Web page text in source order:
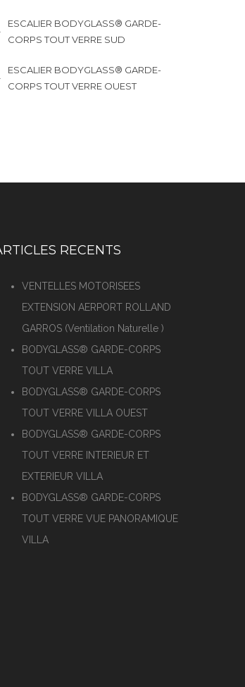
ESCALIER BODYGLASS® GARDE-
CORPS TOUT VERRE SUD
ESCALIER BODYGLASS® GARDE-
CORPS TOUT VERRE OUEST
RECENTS
VENTELLES MOTORISEES
EXTENSION AERPORT ROLLAND
GARROS (Ventilation Naturelle )
BODYGLASS® GARDE-CORPS
TOUT VERRE VILLA
BODYGLASS® GARDE-CORPS
TOUT VERRE VILLA OUEST
BODYGLASS® GARDE-CORPS
TOUT VERRE INTERIEUR ET
EXTERIEUR VILLA
BODYGLASS® GARDE-CORPS
TOUT VERRE VUE PANORAMIQUE
VILLA